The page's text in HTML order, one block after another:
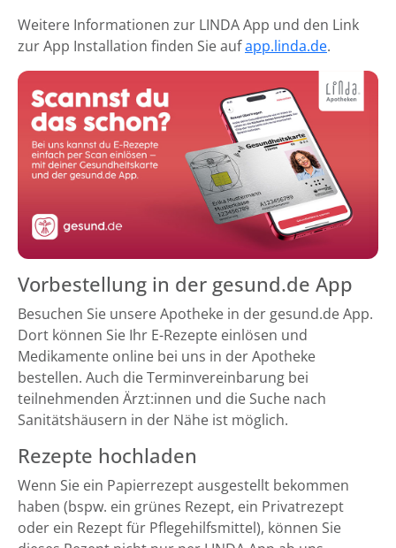
Weitere Informationen zur LINDA App und den Link
zur App Installation finden Sie aufapp.linda.de.
Vorbestellung in der gesund.de App
Besuchen Sie unsere Apotheke in der gesund.de App.
Dort können Sie Ihr E-Rezepte einlösen und
Medikamente online bei uns in der Apotheke
bestellen. Auch die Terminvereinbarung bei
teilnehmenden Ärzt:innen und die Suche nach
Sanitätshäusern in der Nähe ist möglich.
Rezepte hochladen
Wenn Sie ein Papierrezept ausgestellt bekommen
haben (bspw. ein grünes Rezept, ein Privatrezept
oder ein Rezept für Pflegehilfsmittel), können Sie